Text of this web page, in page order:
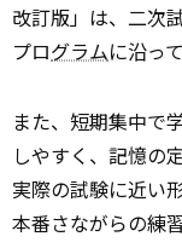
改訂版」は、二次
プログラムに沿っ
また、短期集中で
しやすく、記憶の
実際の試験に近い
本番さながらの練